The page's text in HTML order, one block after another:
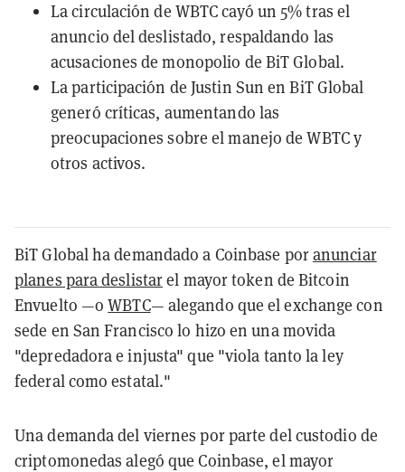
La circulación de WBTC cayó un 5% tras el
anuncio del deslistado, respaldando las
acusaciones de monopolio de BiT Global.
La participación de Justin Sun en BiT Global
generó críticas, aumentando las
preocupaciones sobre el manejo de WBTC y
otros activos.
BiT Global ha demandado a Coinbase poranunciar
planes para deslistarel mayor token de Bitcoin
Envuelto —oWBTC— alegando que el exchange con
sede en San Francisco lo hizo en una movida
"depredadora e injusta" que "viola tanto la ley
federal como estatal."
Una demanda del viernes por parte del custodio de
criptomonedas alegó que Coinbase, el mayor